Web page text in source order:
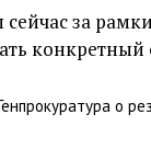
за
конкретный
о